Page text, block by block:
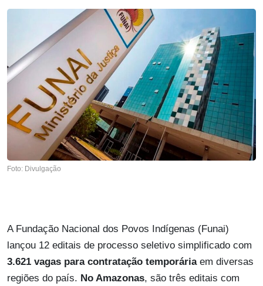
Foto: Divulgação
A Fundação Nacional dos Povos Indígenas (Funai)
lançou 12 editais de processo seletivo simplificado com
3.621 vagas para contratação temporáriaem diversas
regiões do país. No Amazonas, são três editais com